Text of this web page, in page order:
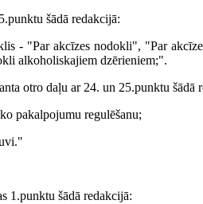
šādā redakcijā:
- "Par akcīzes nodokli", "Par
alkoholiskajiem dzērieniem;".
otro daļu ar 24. un 25.punktu šādā
pakalpojumu regulēšanu;
1.punktu šādā redakcijā: